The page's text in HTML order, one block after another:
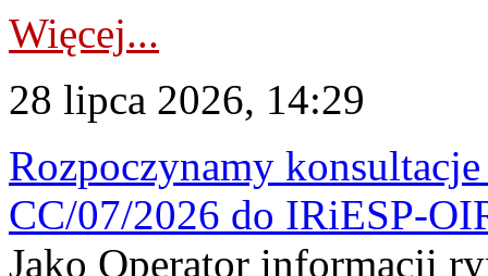
Więcej...
28 lipca 2026, 14:29
Rozpoczynamy
CC/07/2026 do IRiESP-
Jako Operator informacji